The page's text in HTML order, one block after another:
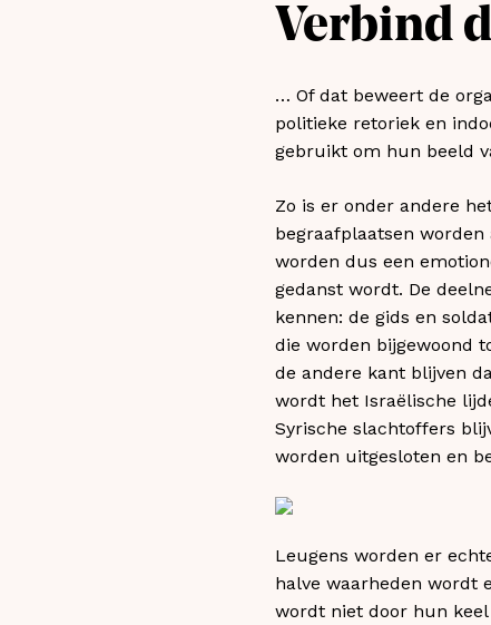
Verbind
… Of dat beweert de
politieke retoriek en
gebruikt om hun beeld
Zo is er onder andere
begraafplaatsen worden
worden dus een
gedanst wordt. De
kennen: de gids en
die worden bijgewoond
de andere kant blijven
wordt het Israëlische
Syrische slachtoffers
worden uitgesloten en
Leugens worden er
halve waarheden wordt
wordt niet door hun